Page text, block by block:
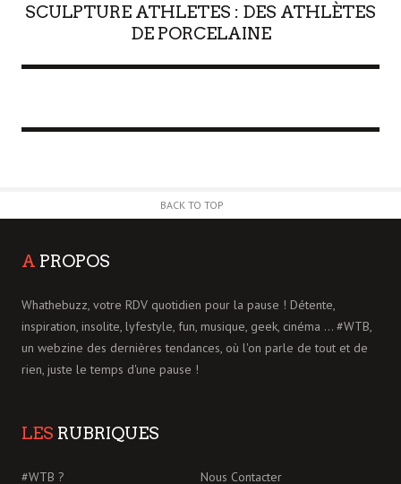
SCULPTURE ATHLETES : DES ATHLÈTES
DE PORCELAINE
BACK TO TOP
A PROPOS
Whathebuzz, votre RDV quotidien pour la pause ! Détente,
inspiration, insolite, lyfestyle, fun, musique, geek, cinéma ... #WTB,
un webzine des dernières tendances, où l'on parle de tout et de
rien, juste le temps d'une pause !
LES RUBRIQUES
#WTB ? Nous Contacter